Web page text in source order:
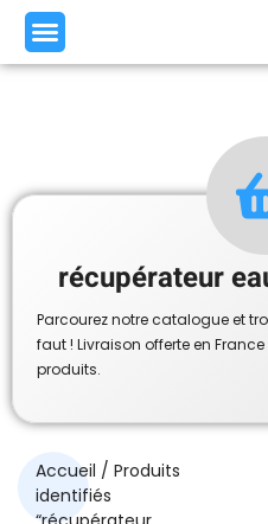
récupérateur
Parcourez notre catalogue et
faut ! Livraison offerte en
produits.
Accueil / Produits
identifiés